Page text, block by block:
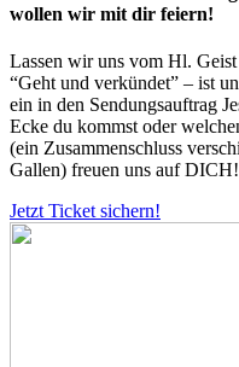
wollen wir mit dir feiern!
Lassen wir uns vom Hl.
“Geht und verkündet” – ist
ein in den Sendungsauftrag
Ecke du kommst oder
(ein Zusammenschluss
Gallen) freuen uns auf DICH!
Jetzt Ticket sichern!